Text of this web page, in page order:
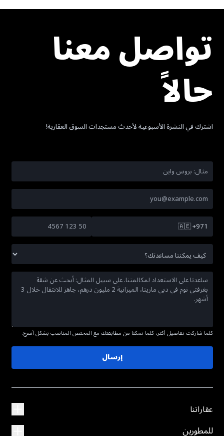
تواصل معنا
حالاً
اشترك في النشرة الأسبوعية لأحدث مستجدات السوق العقارية!
🇦🇪+971
كلما شاركت تفاصيل أكثر، كلما تمكنا من مطابقتك مع المختص المناسب بشكل أسرع.
إرسال
عقاراتنا
للمطورين